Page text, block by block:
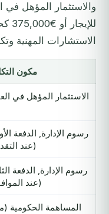
الاستشارات المهنية
مكون
الاستثمار المؤهل في
رسوم الإدارة, الدفعة
(عند
رسوم الإدارة, الدفعة
(عند
المساهمة الحكومية